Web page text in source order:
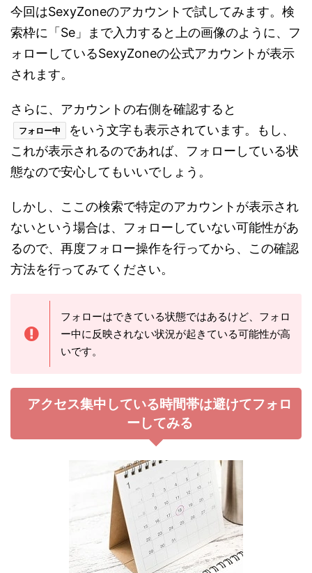
今回はSexyZoneのアカウントで試してみます。検
索枠に「Se」まで入力すると上の画像のように、フ
ォローしているSexyZoneの公式アカウントが表示
されます。
さらに、アカウントの右側を確認すると
フォロー中
をいう文字も表示されています。もし、
これが表示されるのであれば、フォローしている状
態なので安心してもいいでしょう。
しかし、ここの検索で特定のアカウントが表示され
ないという場合は、フォローしていない可能性があ
るので、再度フォロー操作を行ってから、この確認
方法を行ってみてください。
フォローはできている状態ではあるけど、フォロ
ー中に反映されない状況が起きている可能性が高
いです。
アクセス集中している時間帯は避けてフォロ
ーしてみる